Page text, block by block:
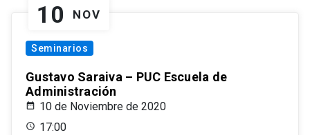
10 NOV
Seminarios
Gustavo Saraiva – PUC Escuela de
Administración
10 de Noviembre de 2020
17:00